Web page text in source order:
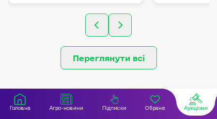
Київська область
Київська
Переглянути всі
Головна Агро-новини Підписки Обране Аукціони